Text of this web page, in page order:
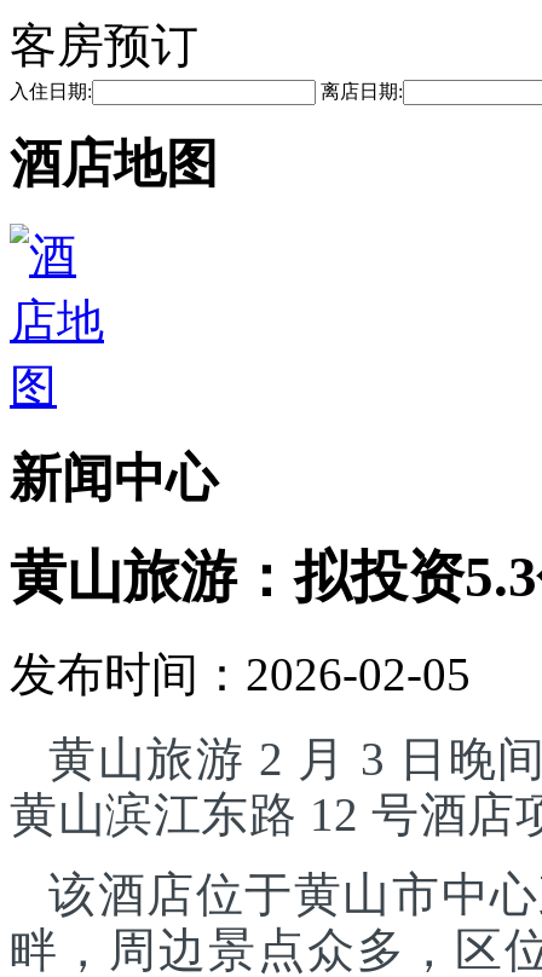
客房预订
入住日期: 离店日期:
酒店地图
新闻中心
黄山旅游：拟投资
发布时间：2026-02-05
黄山旅游 2 月 3 日晚
黄山滨江东路 12 号酒店
该酒店位于黄山市中
畔，周边景点众多，区